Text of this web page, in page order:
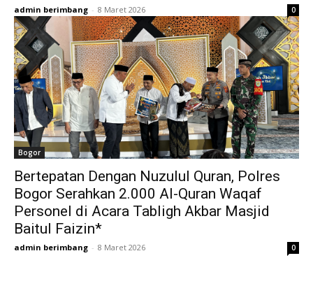
admin berimbang - 8 Maret 2026 0
Bogor
Bertepatan Dengan Nuzulul Quran, Polres
Bogor Serahkan 2.000 Al-Quran Waqaf
Personel di Acara Tabligh Akbar Masjid
Baitul Faizin*
admin berimbang - 8 Maret 2026 0